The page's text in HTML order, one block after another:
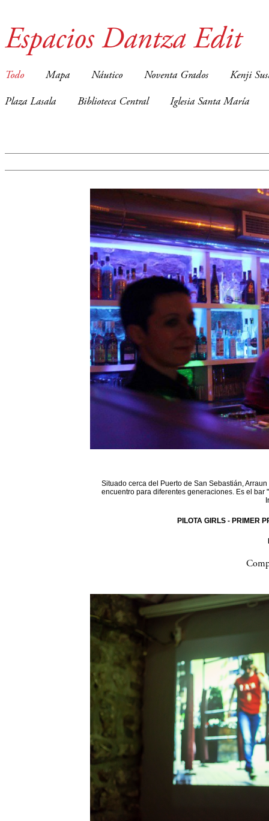
Espacios Dantza Edit
Todo Mapa Náutico Noventa Grados Kenji
Plaza Lasala Biblioteca Central Iglesia Santa María
Situado cerca del Puerto de San Sebastián,
encuentro para diferentes generaciones. Es el
PILOTA GIRLS - PRIMER